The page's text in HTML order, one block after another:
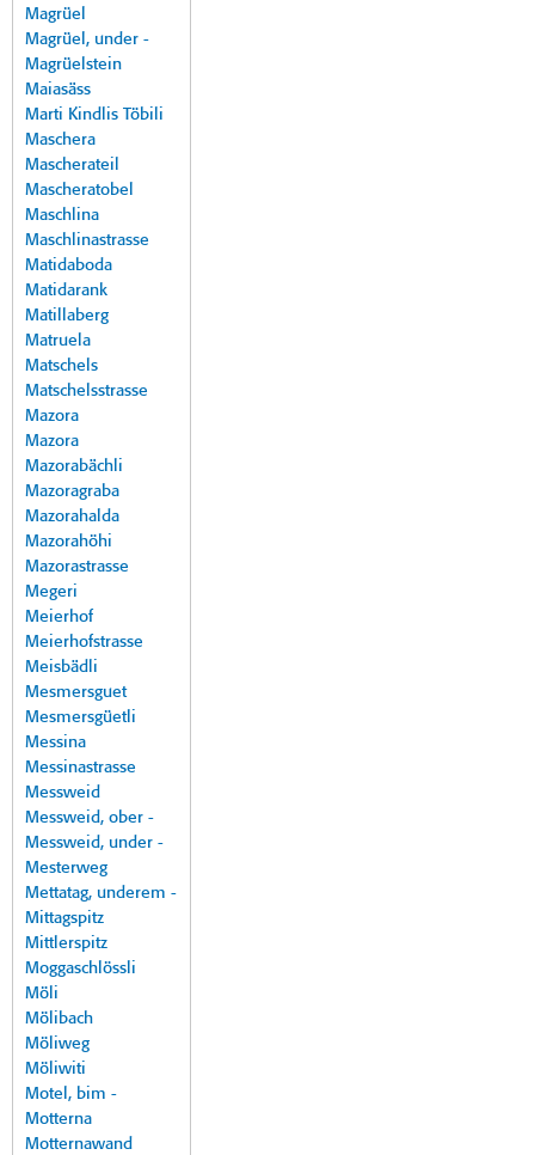
Magrüel
Magrüel, under -
Magrüelstein
Maiasäss
Marti Kindlis Töbili
Maschera
Mascherateil
Mascheratobel
Maschlina
Maschlinastrasse
Matidaboda
Matidarank
Matillaberg
Matruela
Matschels
Matschelsstrasse
Mazora
Mazora
Mazorabächli
Mazoragraba
Mazorahalda
Mazorahöhi
Mazorastrasse
Megeri
Meierhof
Meierhofstrasse
Meisbädli
Mesmersguet
Mesmersgüetli
Messina
Messinastrasse
Messweid
Messweid, ober -
Messweid, under -
Mesterweg
Mettatag, underem -
Mittagspitz
Mittlerspitz
Moggaschlössli
Möli
Mölibach
Möliweg
Möliwiti
Motel, bim -
Motterna
Motternawand